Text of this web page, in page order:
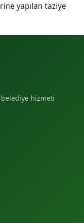
yapılan taziye
belediye hizmeti